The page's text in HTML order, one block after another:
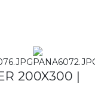
200X300 |